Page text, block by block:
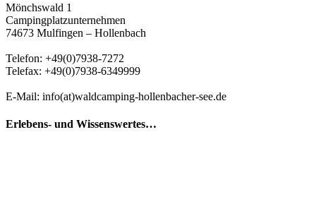
Mönchswald 1
Campingplatzunternehmen
74673 Mulfingen – Hollenbach
Telefon: +49(0)7938-7272
Telefax: +49(0)7938-6349999
E-Mail: info(at)waldcamping-hollenbacher-see.de
Erlebens- und Wissenswertes…